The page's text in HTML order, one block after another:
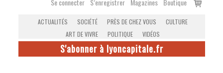
ACTUALITÉS SOCIÉTÉ PRÈS DE CHEZ VOUS
CULTURE
ART DE VIVRE
POLITIQUE VIDÉOS
S'abonner à lyoncapitale.fr